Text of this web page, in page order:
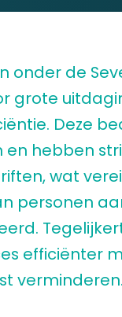
onder de
grote
Deze
en hebben
wat
personen
efficiënter
verminderen.